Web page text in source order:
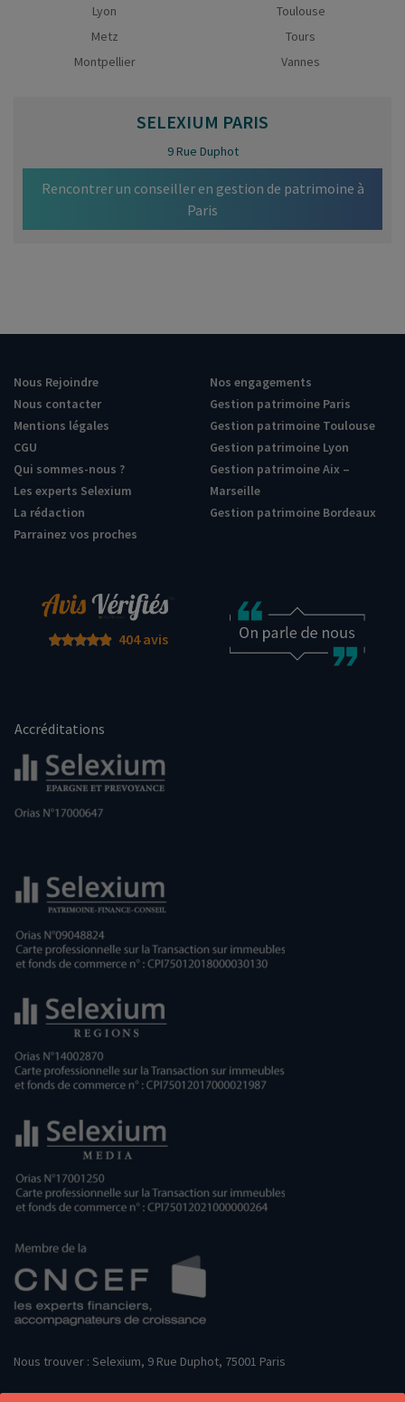
Lyon
Metz
Montpellier
Toulouse
Tours
Vannes
SELEXIUM PARIS
9 Rue Duphot
Rencontrer un conseiller en gestion de patrimoine à
Paris
Nous Rejoindre
Nous contacter
Mentions légales
CGU
Qui sommes-nous ?
Les experts Selexium
La rédaction
Parrainez vos proches
Nos engagements
Gestion patrimoine Paris
Gestion patrimoine Toulouse
Gestion patrimoine Lyon
Gestion patrimoine Aix –
Marseille
Gestion patrimoine Bordeaux
404 avis
Accréditations
Nous trouver : Selexium, 9 Rue Duphot, 75001 Paris